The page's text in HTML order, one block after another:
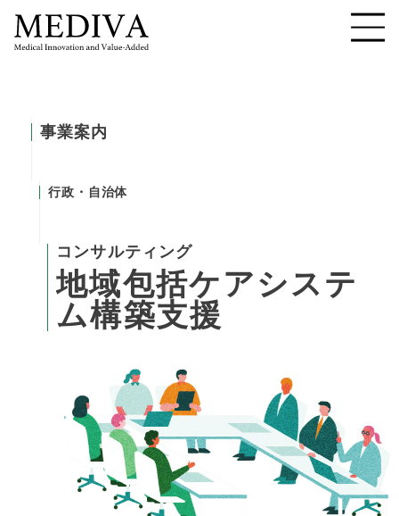
事業案内
行政・自治体
コンサルティング
地域包括ケアシステ
ム構築支援